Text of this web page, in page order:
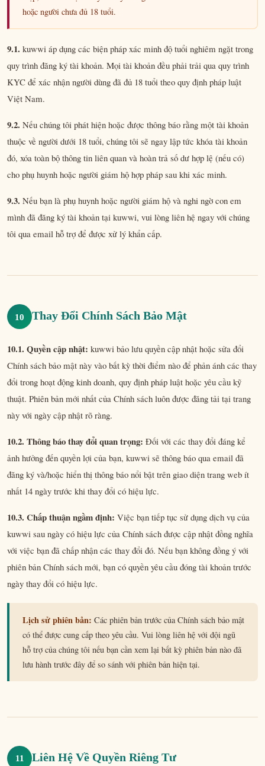
hoặc người chưa đủ 18 tuổi.
9.1. kuwwi áp dụng các biện pháp xác minh độ tuổi nghiêm ngặt trong
quy trình đăng ký tài khoản. Mọi tài khoản đều phải trải qua quy trình
KYC để xác nhận người dùng đã đủ 18 tuổi theo quy định pháp luật
Việt Nam.
9.2. Nếu chúng tôi phát hiện hoặc được thông báo rằng một tài khoản
thuộc về người dưới 18 tuổi, chúng tôi sẽ ngay lập tức khóa tài khoản
đó, xóa toàn bộ thông tin liên quan và hoàn trả số dư hợp lệ (nếu có)
cho phụ huynh hoặc người giám hộ hợp pháp sau khi xác minh.
9.3. Nếu bạn là phụ huynh hoặc người giám hộ và nghi ngờ con em
mình đã đăng ký tài khoản tại kuwwi, vui lòng liên hệ ngay với chúng
tôi qua email hỗ trợ để được xử lý khẩn cấp.
10 Thay Đổi Chính Sách Bảo Mật
10.1. Quyền cập nhật: kuwwi bảo lưu quyền cập nhật hoặc sửa đổi
Chính sách bảo mật này vào bất kỳ thời điểm nào để phản ánh các thay
đổi trong hoạt động kinh doanh, quy định pháp luật hoặc yêu cầu kỹ
thuật. Phiên bản mới nhất của Chính sách luôn được đăng tải tại trang
này với ngày cập nhật rõ ràng.
10.2. Thông báo thay đổi quan trọng: Đối với các thay đổi đáng kể
ảnh hưởng đến quyền lợi của bạn, kuwwi sẽ thông báo qua email đã
đăng ký và/hoặc hiển thị thông báo nổi bật trên giao diện trang web ít
nhất 14 ngày trước khi thay đổi có hiệu lực.
10.3. Chấp thuận ngầm định: Việc bạn tiếp tục sử dụng dịch vụ của
kuwwi sau ngày có hiệu lực của Chính sách được cập nhật đồng nghĩa
với việc bạn đã chấp nhận các thay đổi đó. Nếu bạn không đồng ý với
phiên bản Chính sách mới, bạn có quyền yêu cầu đóng tài khoản trước
ngày thay đổi có hiệu lực.
Lịch sử phiên bản: Các phiên bản trước của Chính sách bảo mật
có thể được cung cấp theo yêu cầu. Vui lòng liên hệ với đội ngũ
hỗ trợ của chúng tôi nếu bạn cần xem lại bất kỳ phiên bản nào đã
lưu hành trước đây để so sánh với phiên bản hiện tại.
11 Liên Hệ Về Quyền Riêng Tư